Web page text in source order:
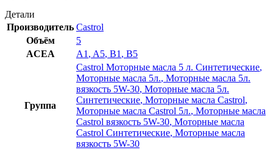
Детали
Производитель Castrol
Объём
5
ACEA
A1 , A5, B1 , B5
Группа
Castrol Моторные масла 5 л. Синтетические,
Моторные масла 5л., Моторные масла 5л.
вязкость 5W-30, Моторные масла 5л.
Синтетические, Моторные масла Castrol,
Моторные масла Castrol 5л., Моторные масла
Castrol вязкость 5W-30, Моторные масла
Castrol Синтетические, Моторные масла
вязкость 5W-30